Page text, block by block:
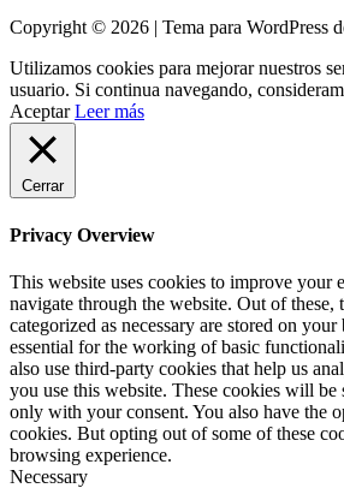
Copyright © 2026 | Tema para WordPress
Utilizamos cookies para mejorar nuestros
usuario. Si continua navegando,
Aceptar Leer más
Cerrar
Privacy Overview
This website uses cookies to improve your
navigate through the website. Out of these,
categorized as necessary are stored on
essential for the working of basic
also use third-party cookies that help us
you use this website. These cookies will
only with your consent. You also have the
cookies. But opting out of some of these
browsing experience.
Necessary